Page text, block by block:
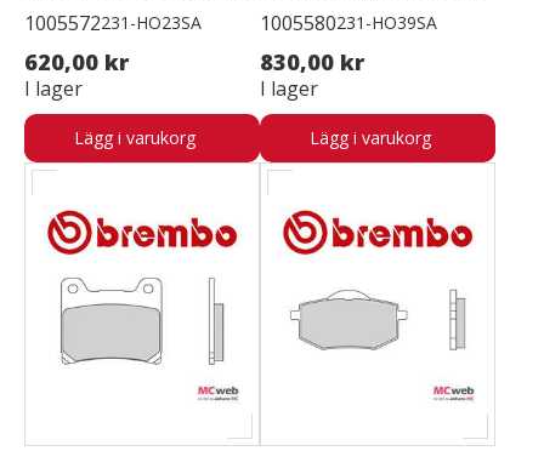
1005572231-HO23SA
620,00 kr
I lager
Lägg i varukorg
1005580231-HO39SA
830,00 kr
I lager
Lägg i varukorg